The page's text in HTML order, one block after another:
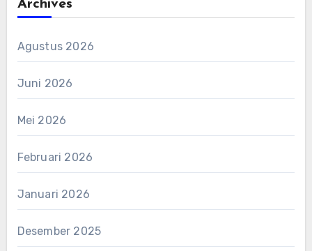
Archives
Agustus 2026
Juni 2026
Mei 2026
Februari 2026
Januari 2026
Desember 2025